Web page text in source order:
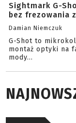
Sightmark G-
bez frezowania
Damian Niemczuk
G-Shot to
montaż optyki na
mody...